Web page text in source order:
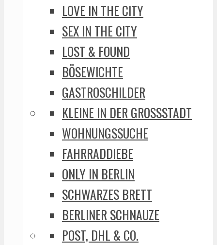
LOVE IN THE CITY
SEX IN THE CITY
LOST & FOUND
BÖSEWICHTE
GASTROSCHILDER
KLEINE IN DER GROSSSTADT
WOHNUNGSSUCHE
FAHRRADDIEBE
ONLY IN BERLIN
SCHWARZES BRETT
BERLINER SCHNAUZE
POST, DHL & CO.